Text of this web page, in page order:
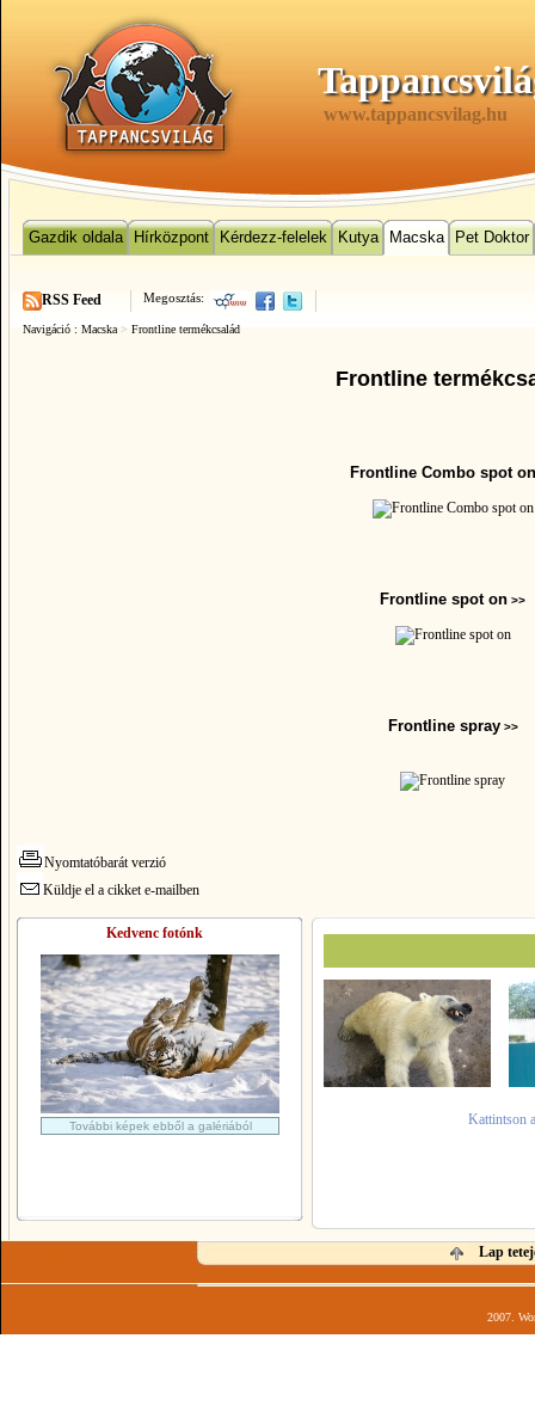
www.tappancsvilag.hu
Gazdik oldala Hírközpont Kérdezz-felelek Kutya Macska Pet Doktor
Megosztás:
RSS Feed
Navigáció : Macska > Frontline termékcsalád
Frontline
Frontline Combo spot
Frontline spot on >>
Frontline spray >>
Nyomtatóbarát verzió
Küldje el a cikket e-mailben
Kedvenc fotónk
További képek ebből a galériából Kattintson
Lap
2007.